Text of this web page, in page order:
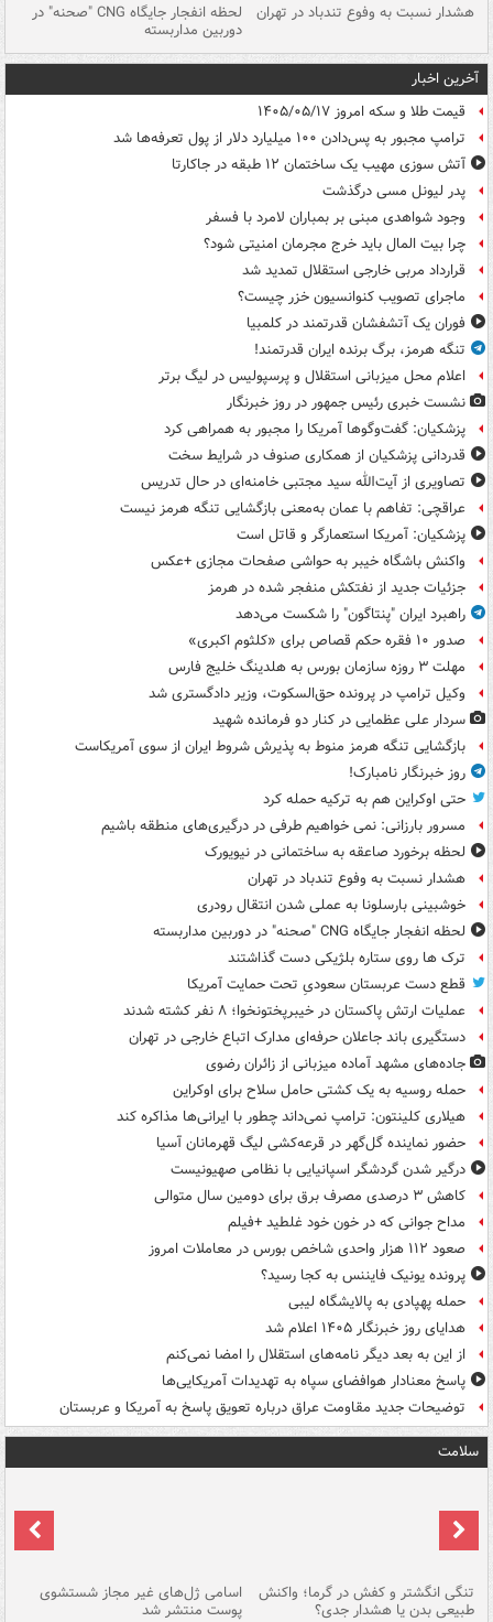
هشدار نسبت به وفوع تندباد در تهران لحظه انفجار جایگاه CNG "صحنه" در
دوربین مداربسته
آخرین اخبار
قیمت طلا و سکه امروز ۱۴۰۵/۰۵/۱۷
ترامپ مجبور به پس‌دادن ۱۰۰ میلیارد دلار از پول تعرفه‌ها شد
آتش سوزی مهیب یک ساختمان ۱۲ طبقه در جاکارتا
پدر لیونل مسی درگذشت
وجود شواهدی مبنی بر بمباران لامرد با فسفر
چرا بیت المال باید خرج مجرمان امنیتی شود؟
قرارداد مربی خارجی استقلال تمدید شد
ماجرای تصویب کنوانسیون خزر چیست؟
فوران یک آتشفشان قدرتمند در کلمبیا
تنگه هرمز، برگ برنده ایران قدرتمند!
اعلام محل میزبانی استقلال و پرسپولیس در لیگ برتر
نشست خبری رئیس جمهور در روز خبرنگار
پزشکیان: گفت‌وگوها آمریکا را مجبور به همراهی کرد
قدردانی پزشکیان از همکاری صنوف در شرایط سخت
تصاویری از آیت‌الله سید مجتبی خامنه‌ای در حال تدریس
عراقچی: تفاهم با عمان به‌معنی بازگشایی تنگه هرمز نیست
پزشکیان: آمریکا استعمارگر و قاتل است
واکنش باشگاه خیبر به حواشی صفحات مجازی +عکس
جزئیات جدید از نفتکش منفجر شده در هرمز
راهبرد ایران "پنتاگون" را شکست می‌دهد
صدور ۱۰ فقره حکم قصاص برای «کلثوم اکبری»
مهلت ۳ روزه سازمان بورس به هلدینگ خلیج فارس
وکیل ترامپ در پرونده حق‌السکوت، وزیر دادگستری شد
سردار علی عظمایی در کنار دو فرمانده شهید
بازگشایی تنگه هرمز منوط به پذیرش شروط ایران از سوی آمریکاست
روز خبرنگار نامبارک!
حتی اوکراین هم به ترکیه حمله کرد
مسرور بارزانی: نمی خواهیم طرفی در درگیری‌های منطقه باشیم
لحظه برخورد صاعقه به ساختمانی در نیویورک
هشدار نسبت به وفوع تندباد در تهران
خوشبینی بارسلونا به عملی شدن انتقال رودری
لحظه انفجار جایگاه CNG "صحنه" در دوربین مداربسته
ترک ها روی ستاره بلژیکی دست گذاشتند
قطع دست عربستان سعودیِ تحت حمایت آمریکا
عملیات ارتش پاکستان در خیبرپختونخوا؛ ۸ نفر کشته شدند
دستگیری باند جاعلان حرفه‌ای مدارک اتباع خارجی در تهران
جاده‌های مشهد آماده میزبانی از زائران رضوی
حمله روسیه به یک کشتی حامل سلاح برای اوکراین
هیلاری کلینتون: ترامپ نمی‌داند چطور با ایرانی‌ها مذاکره کند
حضور نماینده گل‌گهر در قرعه‌کشی لیگ قهرمانان آسیا
درگیر شدن گردشگر اسپانیایی با نظامی صهیونیست
کاهش ۳ درصدی مصرف برق برای دومین سال متوالی
مداح جوانی که در خون خود غلطید +فیلم
صعود ۱۱۲ هزار واحدی شاخص بورس در معاملات امروز
پرونده یونیک فایننس به کجا رسید؟
حمله پهپادی به پالایشگاه لیبی
هدایای روز خبرنگار ۱۴۰۵ اعلام شد
از این به بعد دیگر نامه‌های استقلال را امضا نمی‌کنم
پاسخ معنادار هوافضای سپاه به تهدیدات آمریکایی‌ها
توضیحات جدید مقاومت عراق درباره تعویق پاسخ به آمریکا و عربستان
سلامت
تنگی انگشتر و کفش در گرما؛ واکنش
طبیعی بدن یا هشدار جدی؟
اسامی ژل‌های غیر مجاز شستشوی
پوست منتشر شد